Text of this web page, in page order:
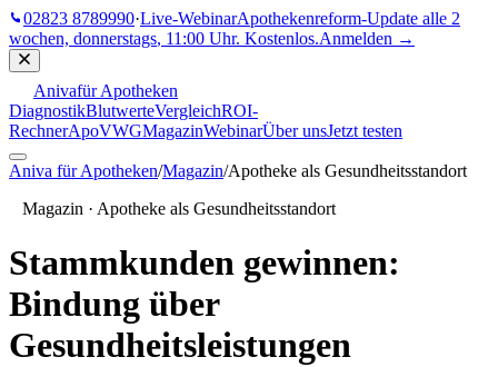
02823 8789990·Live-WebinarApothekenreform-Update alle 2
wochen, donnerstags, 11:00 Uhr. Kostenlos.Anmelden →
Anivafür Apotheken
DiagnostikBlutwerteVergleichROI-
RechnerApoVWGMagazinWebinarÜber unsJetzt testen
Aniva für Apotheken/Magazin/Apotheke als Gesundheitsstandort
Magazin · Apotheke als Gesundheitsstandort
Stammkunden gewinnen:
Bindung über
Gesundheitsleistungen